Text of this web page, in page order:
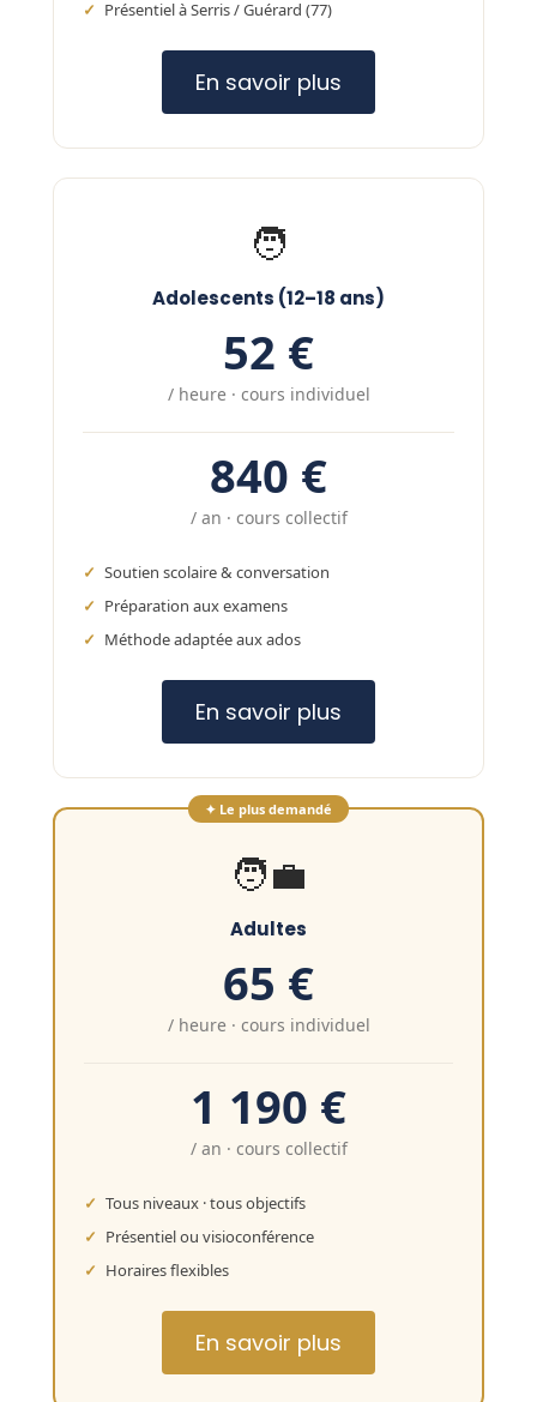
Présentiel à Serris / Guérard (77)
En savoir plus
🧑
Adolescents (12–18 ans)
52 €
/ heure · cours individuel
840 €
/ an · cours collectif
Soutien scolaire & conversation
Préparation aux examens
Méthode adaptée aux ados
En savoir plus
✦ Le plus demandé
🧑‍💼
Adultes
65 €
/ heure · cours individuel
1 190 €
/ an · cours collectif
Tous niveaux · tous objectifs
Présentiel ou visioconférence
Horaires flexibles
En savoir plus